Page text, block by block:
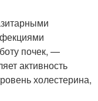
почек, —
активность
холестерина,